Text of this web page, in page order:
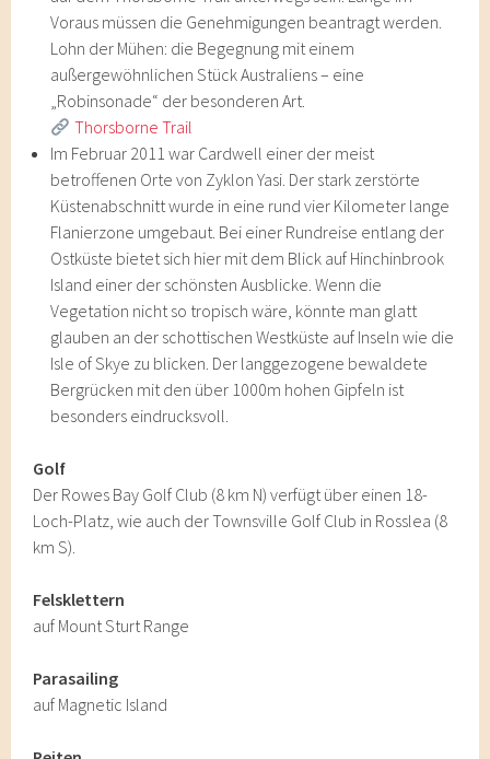
Voraus müssen die Genehmigungen beantragt werden.
Lohn der Mühen: die Begegnung mit einem
außergewöhnlichen Stück Australiens – eine
„Robinsonade“ der besonderen Art.
Thorsborne Trail
Im Februar 2011 war Cardwell einer der meist
betroffenen Orte von Zyklon Yasi. Der stark zerstörte
Küstenabschnitt wurde in eine rund vier Kilometer lange
Flanierzone umgebaut. Bei einer Rundreise entlang der
Ostküste bietet sich hier mit dem Blick auf Hinchinbrook
Island einer der schönsten Ausblicke. Wenn die
Vegetation nicht so tropisch wäre, könnte man glatt
glauben an der schottischen Westküste auf Inseln wie die
Isle of Skye zu blicken. Der langgezogene bewaldete
Bergrücken mit den über 1000m hohen Gipfeln ist
besonders eindrucksvoll.
Golf
Der Rowes Bay Golf Club (8 km N) verfügt über einen 18-
Loch-Platz, wie auch der Townsville Golf Club in Rosslea (8
km S).
Felsklettern
auf Mount Sturt Range
Parasailing
auf Magnetic Island